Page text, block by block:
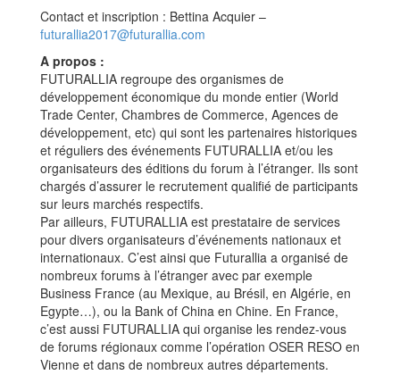
Contact et inscription : Bettina Acquier –
futurallia2017@futurallia.com
A propos :
FUTURALLIA regroupe des organismes de
développement économique du monde entier (World
Trade Center, Chambres de Commerce, Agences de
développement, etc) qui sont les partenaires historiques
et réguliers des événements FUTURALLIA et/ou les
organisateurs des éditions du forum à l’étranger. Ils sont
chargés d’assurer le recrutement qualifié de participants
sur leurs marchés respectifs.
Par ailleurs, FUTURALLIA est prestataire de services
pour divers organisateurs d’événements nationaux et
internationaux. C’est ainsi que Futurallia a organisé de
nombreux forums à l’étranger avec par exemple
Business France (au Mexique, au Brésil, en Algérie, en
Egypte…), ou la Bank of China en Chine. En France,
c’est aussi FUTURALLIA qui organise les rendez-vous
de forums régionaux comme l’opération OSER RESO en
Vienne et dans de nombreux autres départements.